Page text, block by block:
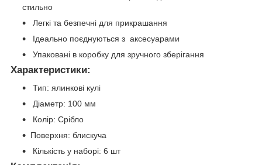
стильно
Легкі та безпечні для прикрашання
Ідеально поєднуються з аксесуарами
Упаковані в коробку для зручного зберігання
Характеристики:
Тип: ялинкові кулі
Діаметр: 100 мм
Колір: Срібло
Поверхня: блискуча
Кількість у наборі: 6 шт